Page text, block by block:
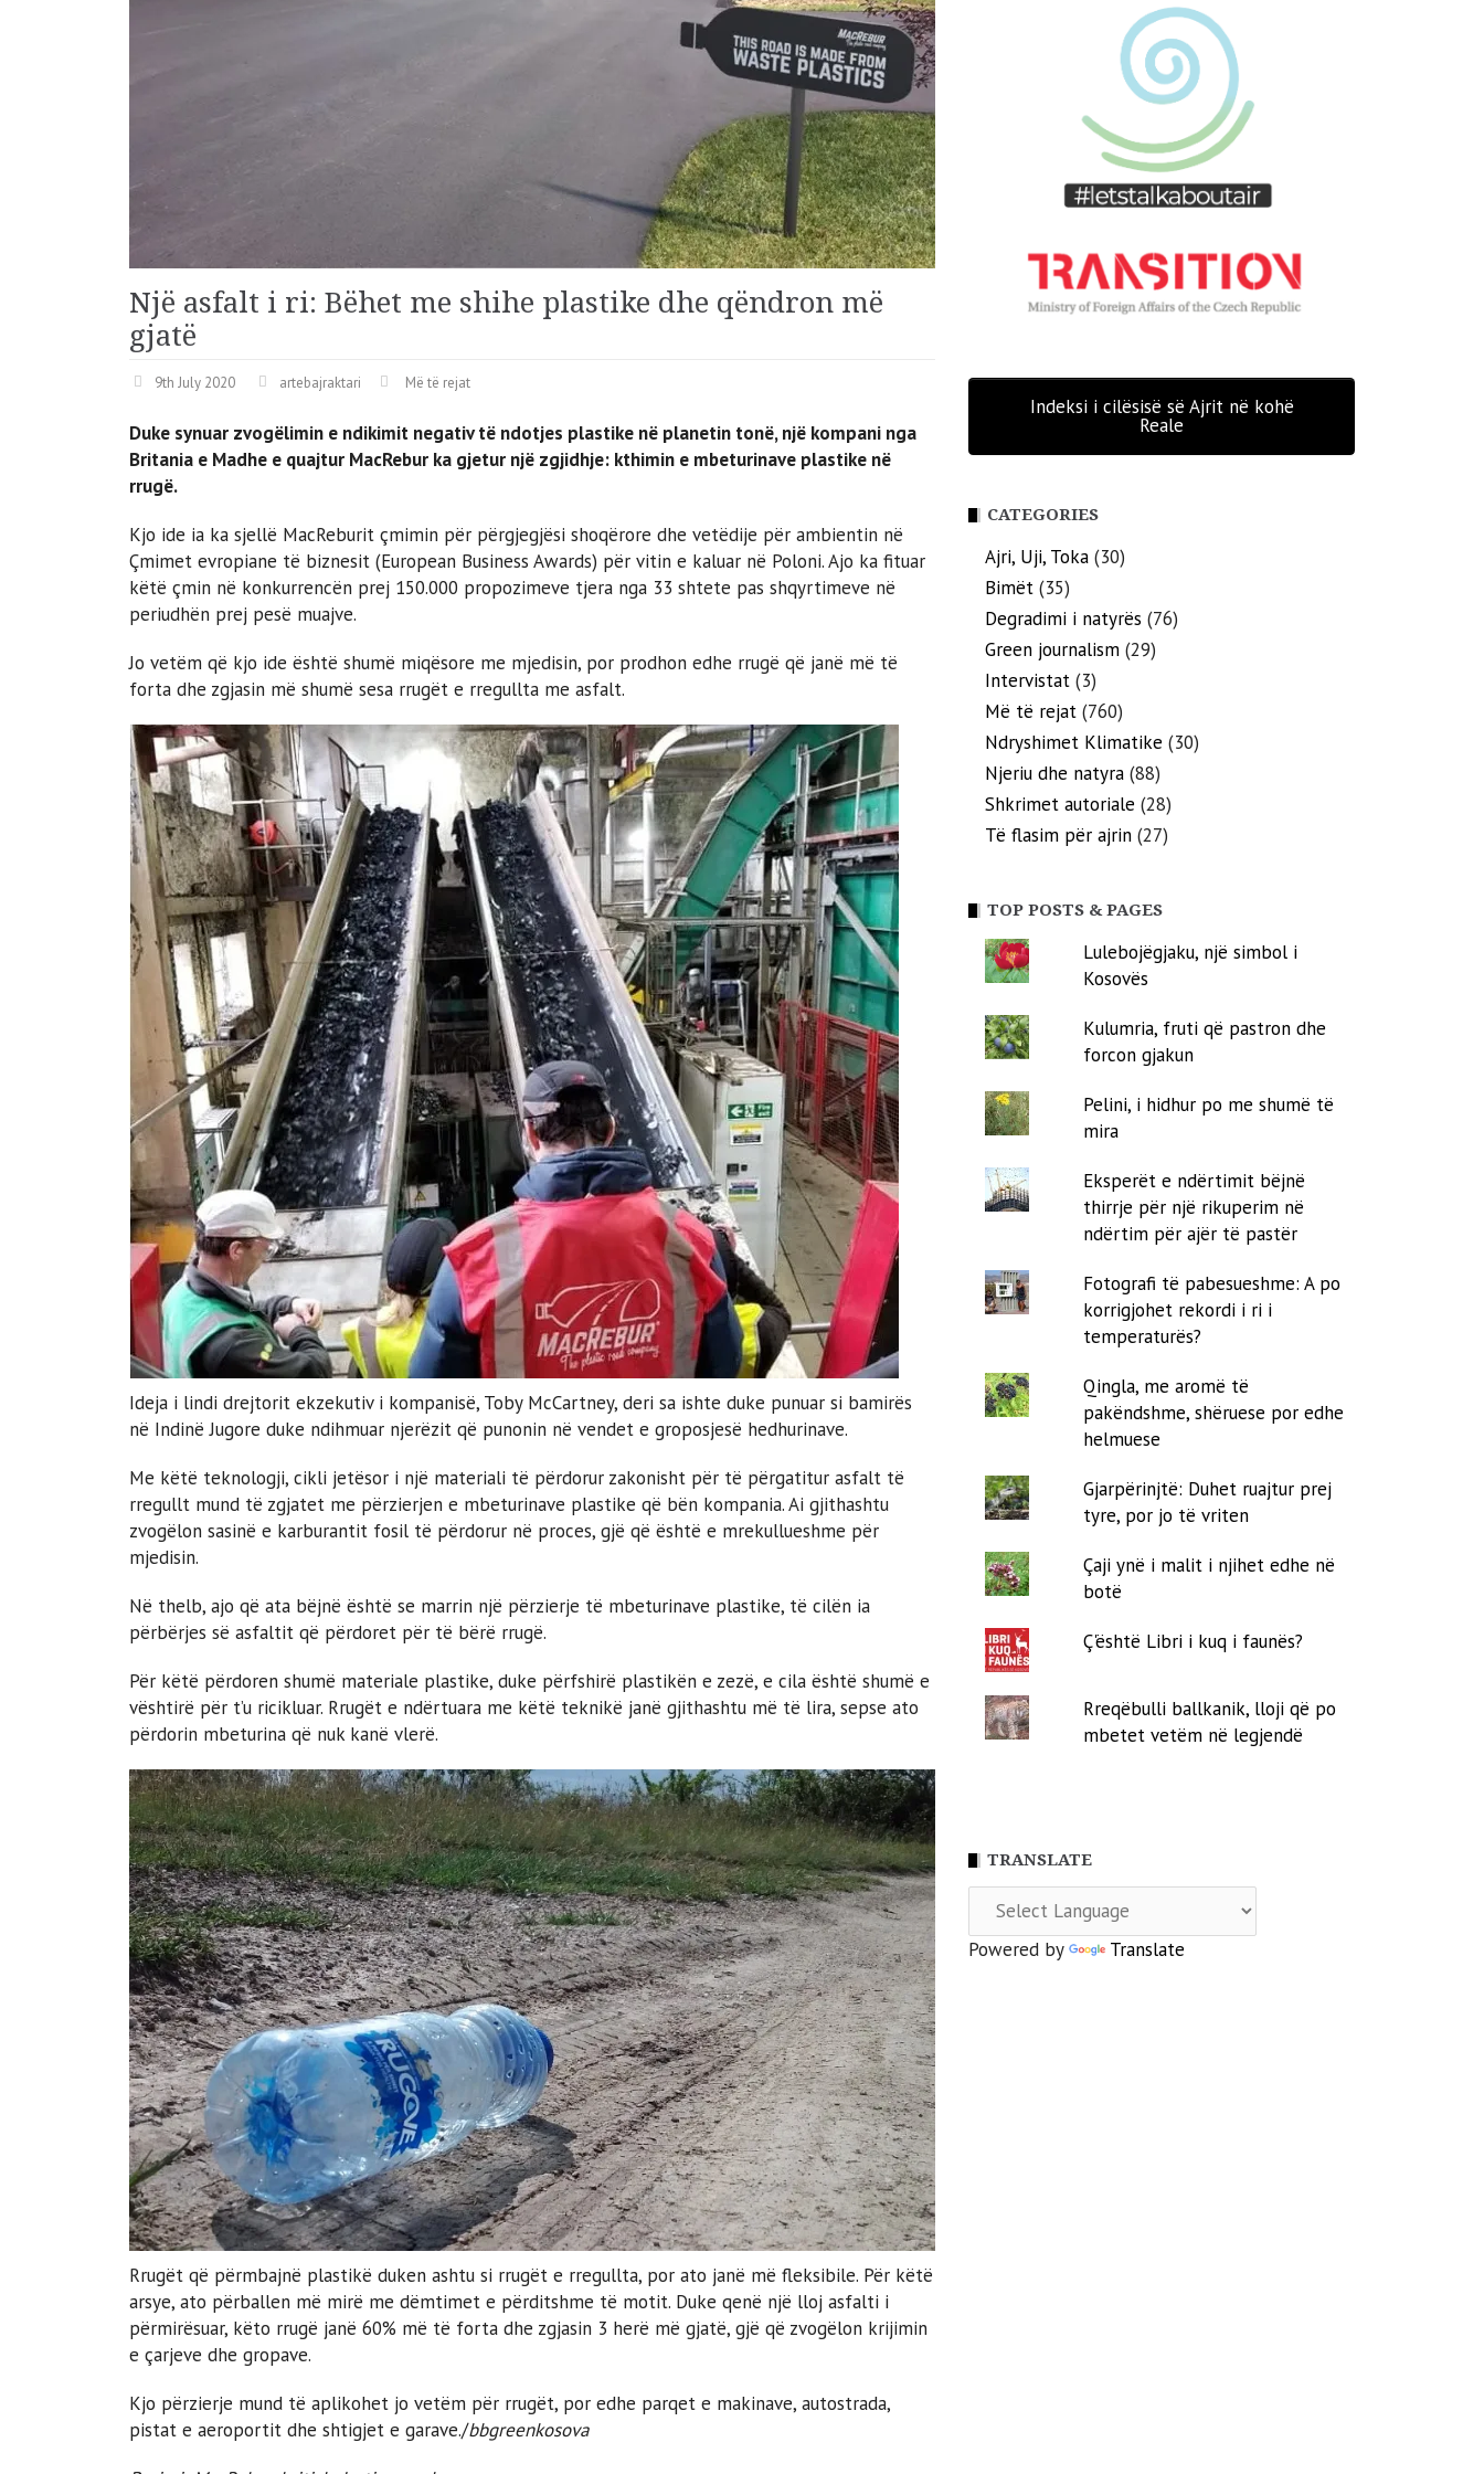
Një asfalt i ri: Bëhet me shihe plastike dhe qëndron më
gjatë
9th July 2020 artebajraktari Më të rejat
Duke synuar zvogëlimin e ndikimit negativ të ndotjes plastike në planetin tonë, një kompani nga
Britania e Madhe e quajtur MacRebur ka gjetur një zgjidhje: kthimin e mbeturinave plastike në
rrugë.
Kjo ide ia ka sjellë MacReburit çmimin për përgjegjësi shoqërore dhe vetëdije për ambientin në
Çmimet evropiane të biznesit (European Business Awards) për vitin e kaluar në Poloni. Ajo ka fituar
këtë çmin në konkurrencën prej 150.000 propozimeve tjera nga 33 shtete pas shqyrtimeve në
periudhën prej pesë muajve.
Jo vetëm që kjo ide është shumë miqësore me mjedisin, por prodhon edhe rrugë që janë më të
forta dhe zgjasin më shumë sesa rrugët e rregullta me asfalt.
Ideja i lindi drejtorit ekzekutiv i kompanisë, Toby McCartney, deri sa ishte duke punuar si bamirës
në Indinë Jugore duke ndihmuar njerëzit që punonin në vendet e groposjesë hedhurinave.
Me këtë teknologji, cikli jetësor i një materiali të përdorur zakonisht për të përgatitur asfalt të
rregullt mund të zgjatet me përzierjen e mbeturinave plastike që bën kompania. Ai gjithashtu
zvogëlon sasinë e karburantit fosil të përdorur në proces, gjë që është e mrekullueshme për
mjedisin.
Në thelb, ajo që ata bëjnë është se marrin një përzierje të mbeturinave plastike, të cilën ia
përbërjes së asfaltit që përdoret për të bërë rrugë.
Për këtë përdoren shumë materiale plastike, duke përfshirë plastikën e zezë, e cila është shumë e
vështirë për t’u ricikluar. Rrugët e ndërtuara me këtë teknikë janë gjithashtu më të lira, sepse ato
përdorin mbeturina që nuk kanë vlerë.
Rrugët që përmbajnë plastikë duken ashtu si rrugët e rregullta, por ato janë më fleksibile. Për këtë
arsye, ato përballen më mirë me dëmtimet e përditshme të motit. Duke qenë një lloj asfalti i
përmirësuar, këto rrugë janë 60% më të forta dhe zgjasin 3 herë më gjatë, gjë që zvogëlon krijimin
e çarjeve dhe gropave.
Kjo përzierje mund të aplikohet jo vetëm për rrugët, por edhe parqet e makinave, autostrada,
pistat e aeroportit dhe shtigjet e garave./bbgreenkosova
Indeksi i cilësisë së Ajrit në kohë
Reale
CATEGORIES
Ajri, Uji, Toka (30)
Bimët (35)
Degradimi i natyrës (76)
Green journalism (29)
Intervistat (3)
Më të rejat (760)
Ndryshimet Klimatike (30)
Njeriu dhe natyra (88)
Shkrimet autoriale (28)
Të flasim për ajrin (27)
TOP POSTS & PAGES
Lulebojëgjaku, një simbol i
Kosovës
Kulumria, fruti që pastron dhe
forcon gjakun
Pelini, i hidhur po me shumë të
mira
Eksperët e ndërtimit bëjnë
thirrje për një rikuperim në
ndërtim për ajër të pastër
Fotografi të pabesueshme: A po
korrigjohet rekordi i ri i
temperaturës?
Qingla, me aromë të
pakëndshme, shëruese por edhe
helmuese
Gjarpërinjtë: Duhet ruajtur prej
tyre, por jo të vriten
Çaji ynë i malit i njihet edhe në
botë
Ç'është Libri i kuq i faunës?
Rreqëbulli ballkanik, lloji që po
mbetet vetëm në legjendë
TRANSLATE
Powered by Translate